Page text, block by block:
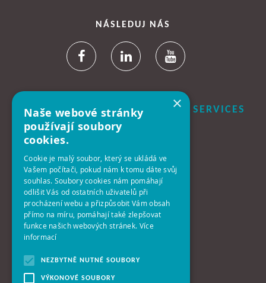
NÁSLEDUJ NÁS
B+N CZECH REPUBLIC FACILITY SERVICES
S.R.O.
140 00 Praha 4 - Krč
Antala Staška 2027/77
Telefon:
+420-261-392-311
info@bplusn.cz
×
Naše webové stránky
používají soubory
cookies.
Cookie je malý soubor, který se ukládá ve
Vašem počítači, pokud nám k tomu dáte svůj
souhlas. Soubory cookies nám pomáhají
odlišit Vás od ostatních uživatelů při
procházení webu a přizpůsobit Vám obsah
přímo na míru, pomáhají také zlepšovat
funkce našich webových stránek. Více
informací
NEZBYTNĚ NUTNÉ SOUBORY
VÝKONOVÉ SOUBORY